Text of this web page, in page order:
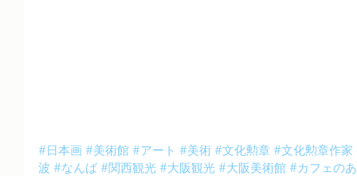
#日本画 #美術館 #アート #美術 #文化勲章 #文化勲章作家
波 #なんば #関西観光 #大阪観光 #大阪美術館 #カフェの